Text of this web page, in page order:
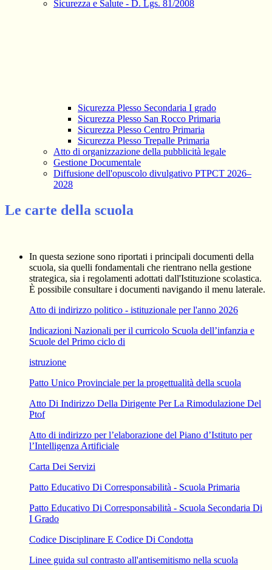
Sicurezza e Salute - D. Lgs. 81/2008
Sicurezza Plesso Secondaria I grado
Sicurezza Plesso San Rocco Primaria
Sicurezza Plesso Centro Primaria
Sicurezza Plesso Trepalle Primaria
Atto di organizzazione della pubblicità legale
Gestione Documentale
Diffusione dell'opuscolo divulgativo PTPCT 2026–
2028
Le carte della scuola
In questa sezione sono riportati i principali documenti della
scuola, sia quelli fondamentali che rientrano nella gestione
strategica, sia i regolamenti adottati dall'Istituzione scolastica.
È possibile consultare i documenti navigando il menu laterale.
Atto di indirizzo politico - istituzionale per l'anno 2026
Indicazioni Nazionali per il curricolo Scuola dell’infanzia e
Scuole del Primo ciclo di
istruzione
Patto Unico Provinciale per la progettualità della scuola
Atto Di Indirizzo Della Dirigente Per La Rimodulazione Del
Ptof
Atto di indirizzo per l’elaborazione del Piano d’Istituto per
l’Intelligenza Artificiale
Carta Dei Servizi
Patto Educativo Di Corresponsabilità - Scuola Primaria
Patto Educativo Di Corresponsabilità - Scuola Secondaria Di
I Grado
Codice Disciplinare E Codice Di Condotta
Linee guida sul contrasto all'antisemitismo nella scuola